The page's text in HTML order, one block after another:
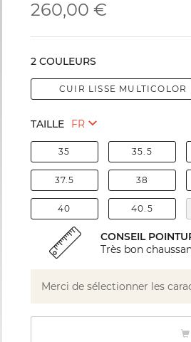
260,00 €
2 COULEURS
CUIR LISSE MULTICOLOR
TAILLE
35 35.5
37.5 38
40 40.5
CONSEIL
Très bon
Merci de sélectionner les